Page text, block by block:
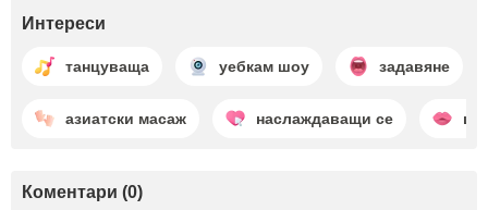
Интереси
танцуваща уебкам шоу задавяне
азиатски масаж наслаждаващи се
Коментари (0)